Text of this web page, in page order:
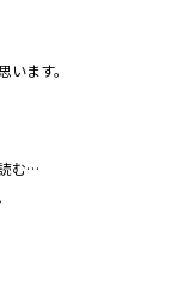
ます。
む…